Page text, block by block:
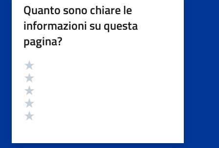
Quanto sono chiare le
informazioni su questa
pagina?
Valutazione